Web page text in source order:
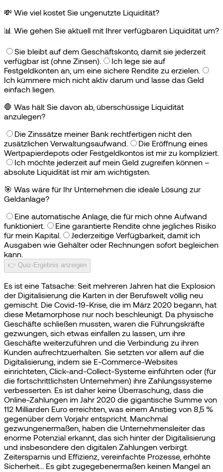
💸 Wie viel kostet Sie ungenutzte Liquidität?
📊 Wie gehen Sie aktuell mit Ihrer verfügbaren Liquidität um?
Sie bleibt auf dem Geschäftskonto, damit sie jederzeit
verfügbar ist (ohne Zinsen).
Ich lege sie auf
Festgeldkonten an, um eine sichere Rendite zu erzielen.
Ich kümmere mich nicht aktiv darum und lasse das Geld
einfach liegen.
🛑 Was hält Sie davon ab, überschüssige Liquidität
anzulegen?
Die Zinssätze meiner Bank rechtfertigen nicht den
zusätzlichen Verwaltungsaufwand.
Die Eröffnung eines
Wertpapierdepots oder Festgeldkontos ist mir zu kompliziert.
Ich möchte jederzeit auf mein Geld zugreifen können –
absolute Liquidität ist mir am wichtigsten.
🎯 Was wäre für Ihr Unternehmen die ideale Lösung zur
Geldanlage?
Eine automatische Anlage, die für mich ohne Aufwand
funktioniert.
Eine garantierte Rendite ohne jegliches Risiko
für mein Kapital.
Jederzeitige Verfügbarkeit, damit ich
Ausgaben wie Gehälter oder Rechnungen sofort begleichen
kann.
👉 Quiz-Ergebnis anzeigen
Es ist eine Tatsache: Seit mehreren Jahren hat die Explosion
der Digitalisierung die Karten in der Berufswelt völlig neu
gemischt. Die Covid-19-Krise, die im März 2020 begann, hat
diese Metamorphose nur noch beschleunigt. Da physische
Geschäfte schließen mussten, waren die Führungskräfte
gezwungen, sich etwas einfallen zu lassen, um ihre
Geschäfte weiterzuführen und die Verbindung zu ihren
Kunden aufrechtzuerhalten. Sie setzten vor allem auf die
Digitalisierung, indem sie E-Commerce-Websites
einrichteten, Click-and-Collect-Systeme einführten oder (für
die fortschrittlichsten Unternehmen) ihre Zahlungssysteme
verbesserten. Es ist daher keine Überraschung, dass die
Online-Zahlungen im Jahr 2020 die gigantische Summe von
112 Milliarden Euro erreichten, was einem Anstieg von 8,5 %
gegenüber dem Vorjahr entspricht. Manchmal
gezwungenermaßen, haben die Unternehmensleiter das
enorme Potenzial erkannt, das sich hinter der Digitalisierung
und insbesondere den digitalen Zahlungen verbirgt.
Zeitersparnis und Effizienz, vereinfachte Prozesse, erhöhte
Sicherheit... Es gibt zugegebenermaßen keinen Mangel an